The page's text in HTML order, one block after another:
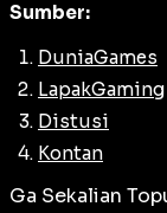
Sumber:
DuniaGames
LapakGaming
Distusi
Kontan
Ga Sekalian